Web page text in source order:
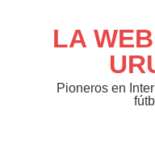
contenidoLA
Pioneros en